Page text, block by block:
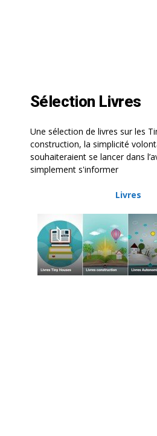
Sélection Livres
Une sélection de livres sur les
construction, la simplicité
souhaiteraient se lancer dans
simplement s'informer
Livres